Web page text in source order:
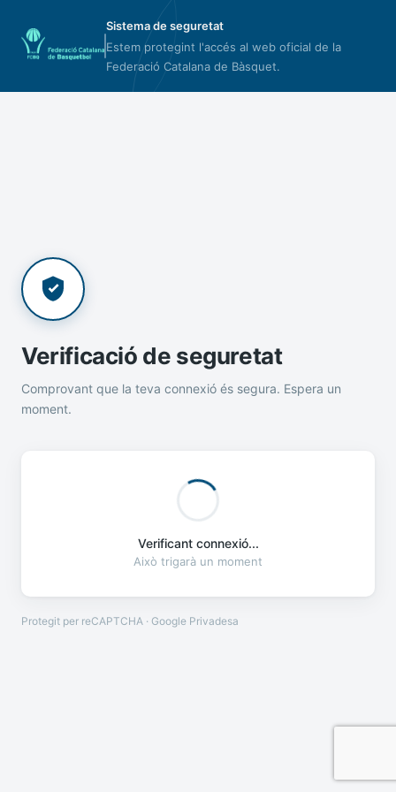
Sistema de seguretat
Estem protegint l'accés al web oficial de la
Federació Catalana de Bàsquet.
Verificació de seguretat
Comprovant que la teva connexió és segura. Espera un
moment.
Verificant connexió...
Això trigarà un moment
Protegit per reCAPTCHA · Google Privadesa